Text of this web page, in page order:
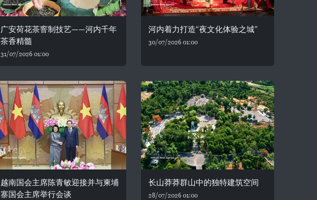
广安荷花茶窨制技艺——河内千年
茶香精髓
31/07/2026 01:00
河内着力打造“夜文化体验之城”
30/07/2026 01:00
越南国会主席陈青敏迎接并与柬埔
寨国会主席举行会谈
长山莽莽群山中的独特建筑空间
28/07/2026 01:00